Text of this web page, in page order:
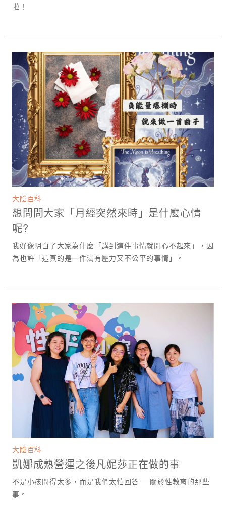
啦！
大陰百科
想問問大家「月經突然來時」是什麼心情
呢?
我好像明白了大家為什麼「講到這件事情就開心不起來」，因
為也許「這真的是一件滿有壓力又不公平的事情」。
大陰百科
凱娜成熟營運之後凡妮莎正在做的事
不是小孩問得太多，而是我們太怕回答──關於性教育的那些
事。